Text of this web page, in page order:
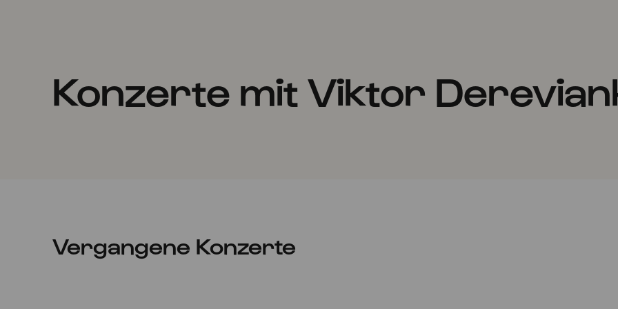
Konzerte mit Viktor
Vergangene Konzerte